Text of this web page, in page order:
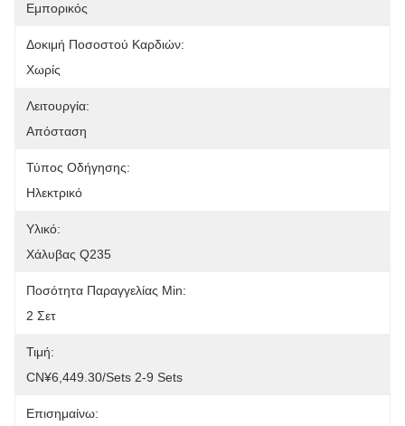
Εμπορικός
Δοκιμή Ποσοστού Καρδιών:
Χωρίς
Λειτουργία:
Απόσταση
Τύπος Οδήγησης:
Ηλεκτρικό
Υλικό:
Χάλυβας Q235
Ποσότητα Παραγγελίας Min:
2 Σετ
Τιμή:
CN¥6,449.30/sets 2-9 Sets
Επισημαίνω: